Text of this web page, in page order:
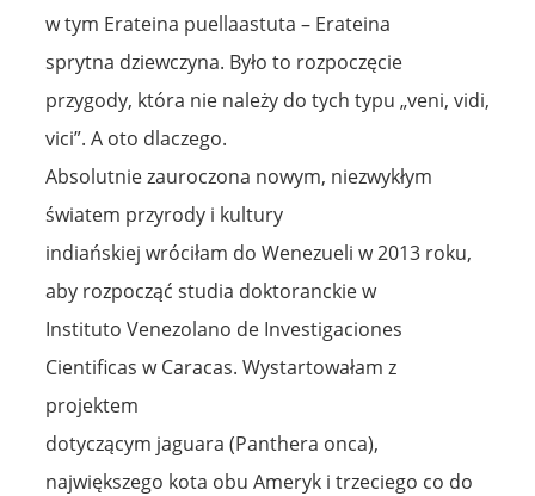
w tym Erateina puellaastuta – Erateina
sprytna dziewczyna. Było to rozpoczęcie
przygody, która nie należy do tych typu „veni, vidi,
vici”. A oto dlaczego.
Absolutnie zauroczona nowym, niezwykłym
światem przyrody i kultury
indiańskiej wróciłam do Wenezueli w 2013 roku,
aby rozpocząć studia doktoranckie w
Instituto Venezolano de Investigaciones
Cientificas w Caracas. Wystartowałam z
projektem
dotyczącym jaguara (Panthera onca),
największego kota obu Ameryk i trzeciego co do